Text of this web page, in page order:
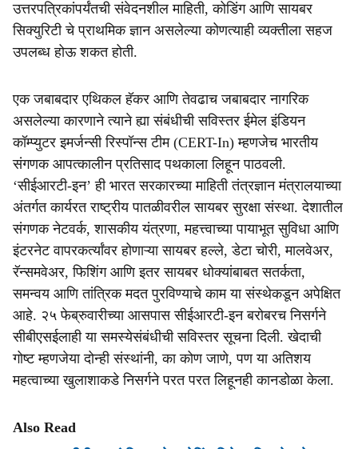
उत्तरपत्रिकांपर्यंतची संवेदनशील माहिती, कोडिंग आणि सायबर
सिक्युरिटी चे प्राथमिक ज्ञान असलेल्या कोणत्याही व्यक्तीला सहज
उपलब्ध होऊ शकत होती.
एक जबाबदार एथिकल हॅकर आणि तेवढाच जबाबदार नागरिक
असलेल्या कारणाने त्याने ह्या संबंधीची सविस्तर ईमेल इंडियन
कॉम्प्युटर इमर्जन्सी रिस्पॉन्स टीम (CERT-In) म्हणजेच भारतीय
संगणक आपत्कालीन प्रतिसाद पथकाला लिहून पाठवली.
‘सीईआरटी-इन’ ही भारत सरकारच्या माहिती तंत्रज्ञान मंत्रालयाच्या
अंतर्गत कार्यरत राष्ट्रीय पातळीवरील सायबर सुरक्षा संस्था. देशातील
संगणक नेटवर्क, शासकीय यंत्रणा, महत्त्वाच्या पायाभूत सुविधा आणि
इंटरनेट वापरकर्त्यांवर होणाऱ्या सायबर हल्ले, डेटा चोरी, मालवेअर,
रॅन्समवेअर, फिशिंग आणि इतर सायबर धोक्यांबाबत सतर्कता,
समन्वय आणि तांत्रिक मदत पुरविण्याचे काम या संस्थेकडून अपेक्षित
आहे. २५ फेब्रुवारीच्या आसपास सीईआरटी-इन बरोबरच निसर्गने
सीबीएसईलाही या समस्येसंबंधीची सविस्तर सूचना दिली. खेदाची
गोष्ट म्हणजेया दोन्ही संस्थांनी, का कोण जाणे, पण या अतिशय
महत्वाच्या खुलाशाकडे निसर्गने परत परत लिहूनही कानडोळा केला.
Also Read